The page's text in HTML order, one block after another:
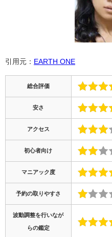
引用元： EARTH ONE
総合評価
安さ
アクセス
初心者向け
マニアック度
予約の取りやすさ
波動調整を行いなが
らの鑑定